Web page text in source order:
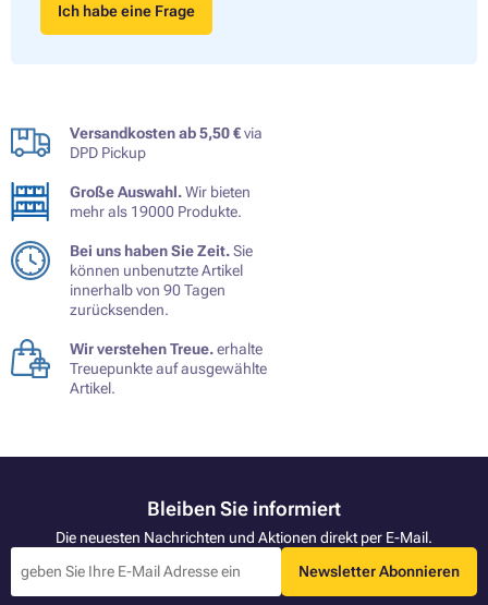
Ich habe eine Frage
Versandkosten ab 5,50 €via
DPD Pickup
Große Auswahl.Wir bieten
mehr als 19000 Produkte.
Bei uns haben Sie Zeit.Sie
können unbenutzte Artikel
innerhalb von 90 Tagen
zurücksenden.
Wir verstehen Treue.erhalte
Treuepunkte auf ausgewählte
Artikel.
Bleiben Sie informiert
Die neuesten Nachrichten und Aktionen direkt per E-Mail.
Newsletter Abonnieren